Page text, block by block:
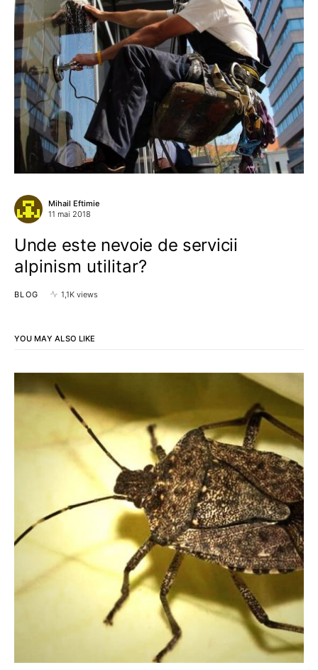
Mihail Eftimie
11 mai 2018
Unde este nevoie de servicii
alpinism utilitar?
BLOG 1,1K views
YOU MAY ALSO LIKE